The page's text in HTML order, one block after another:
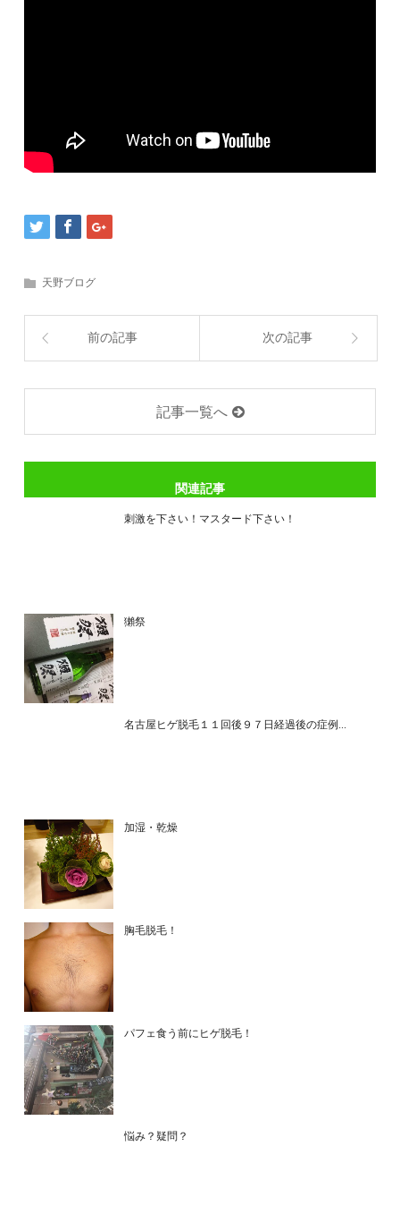
天野ブログ
前の記事 次の記事
記事一覧へ
関連記事
刺激を下さい！マスタード下さい！
獺祭
名古屋ヒゲ脱毛１１回後９７日経過後の症例...
加湿・乾燥
胸毛脱毛！
パフェ食う前にヒゲ脱毛！
悩み？疑問？